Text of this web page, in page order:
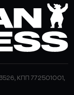
КПП 772501001,